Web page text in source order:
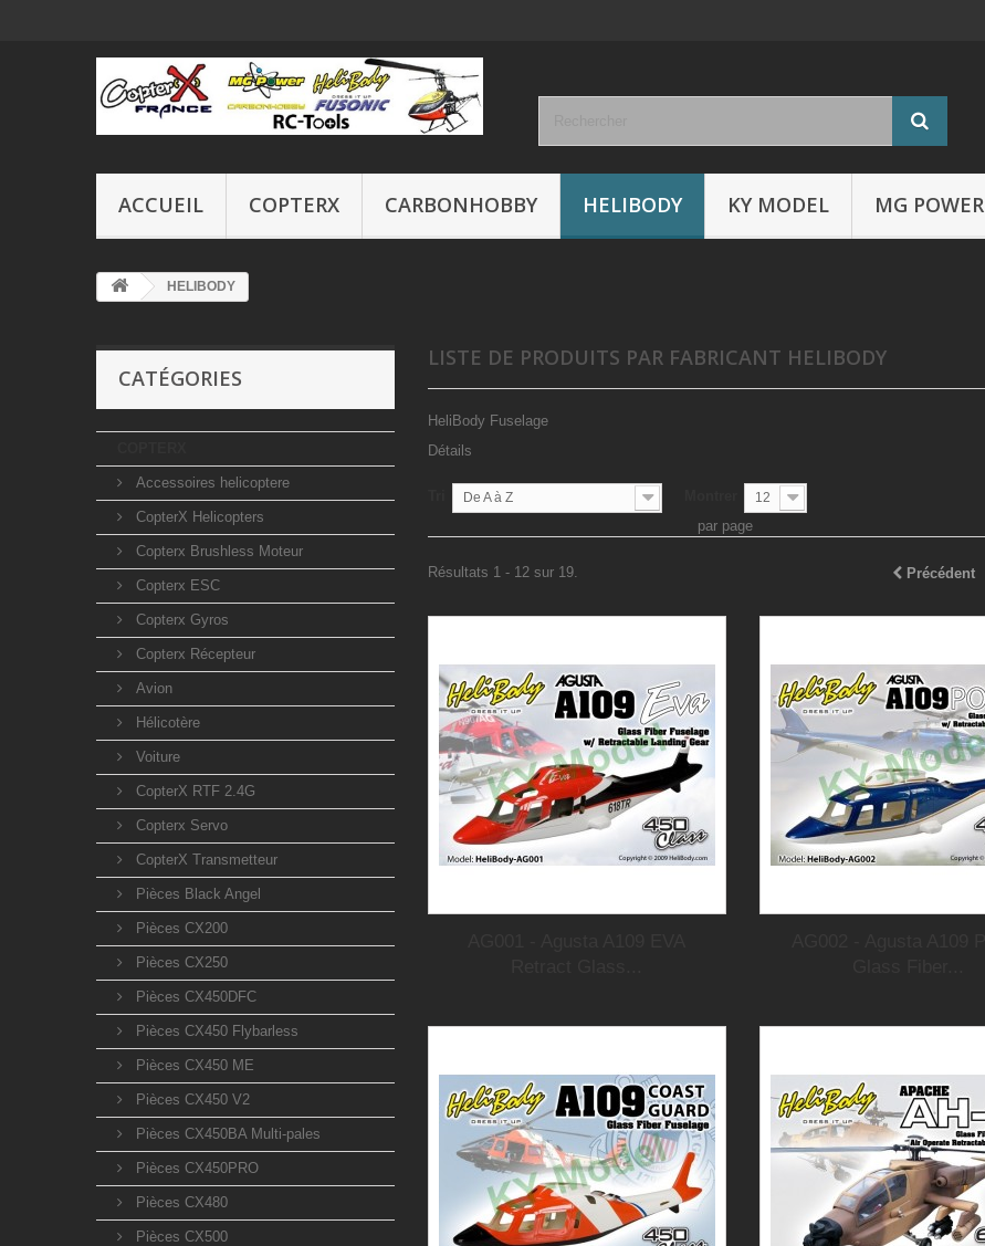
ACCUEIL COPTERX CARBONHOBBY HELIBODY KY MODEL MG POWER
HELIBODY
CATÉGORIES
Accessoires helicoptere
CopterX Helicopters
Copterx Brushless Moteur
Copterx ESC
Copterx Gyros
Copterx Récepteur
Avion
Hélicotère
Voiture
CopterX RTF 2.4G
Copterx Servo
CopterX Transmetteur
Pièces Black Angel
Pièces CX200
Pièces CX250
Pièces CX450DFC
Pièces CX450 Flybarless
Pièces CX450 ME
Pièces CX450 V2
Pièces CX450BA Multi-pales
Pièces CX450PRO
Pièces CX480
Pièces CX500
LISTE DE PRODUITS PAR FABRICANT HELIBODY
HeliBody Fuselage
Détails
De A à Z 12
par page
Précédent
Résultats 1 - 12 sur 19.